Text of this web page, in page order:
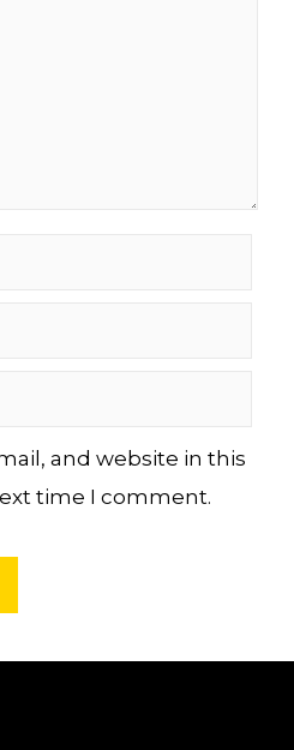
and website in this
time I comment.